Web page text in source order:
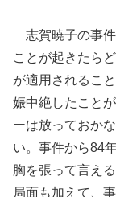
志賀暁子の事件
ことが起きたら
が適用されるこ
娠中絶したこと
ーは放っておか
い。事件から84
胸を張って言え
局面も加えて、